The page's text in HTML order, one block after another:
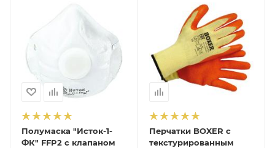
Полумаска "Исток-1-
ФК" FFP2 с клапаном
Перчатки BOXER с
текстурированным